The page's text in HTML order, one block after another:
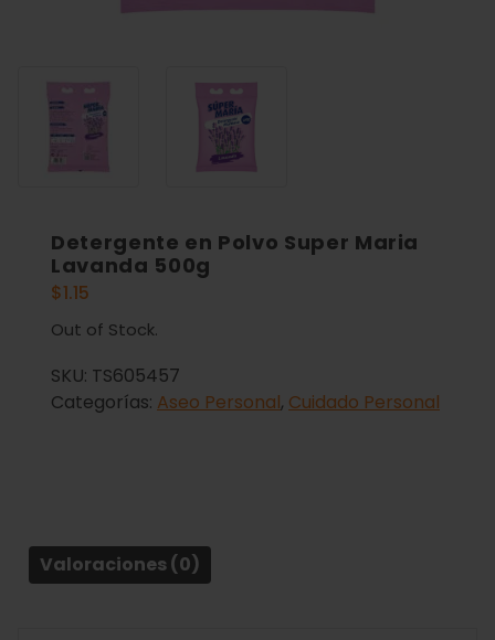
Detergente en Polvo Super Maria
Lavanda 500g
$1.15
Out of Stock.
SKU: TS605457
Categorías: Aseo Personal, Cuidado Personal
Valoraciones (0)